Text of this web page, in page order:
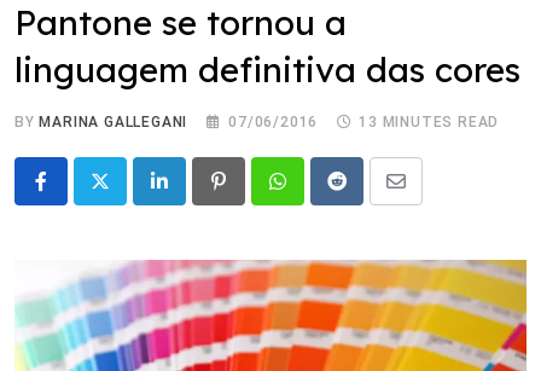
Pantone se tornou a
linguagem definitiva das cores
BY MARINA GALLEGANI 07/06/2016 13 MINUTES READ
LinkedIn PinterestWhatsappRedditShare
Email